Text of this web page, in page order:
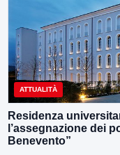
ATTUALITÀ
Residenza
l’assegnazione dei
Benevento”